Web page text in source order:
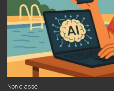
Non classé